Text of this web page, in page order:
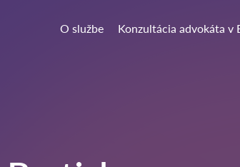
O službe Konzultácia advokáta v